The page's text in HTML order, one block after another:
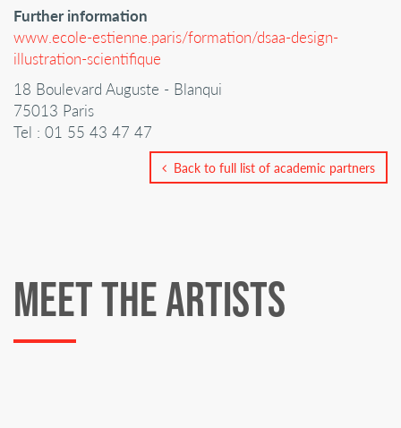
Further information
www.ecole-estienne.paris/formation/dsaa-design-
illustration-scientifique
18 Boulevard Auguste - Blanqui
75013 Paris
Tel : 01 55 43 47 47
Back to full list of academic partners
MEET THE ARTISTS